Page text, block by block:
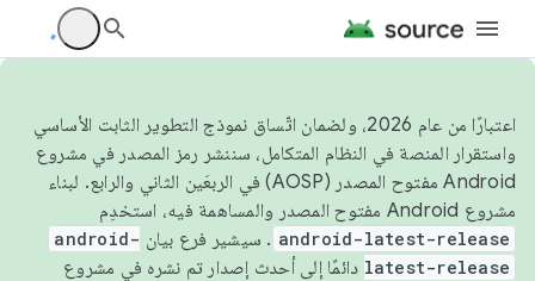
اعتبارًا من عام 2026، ولضمان اتّساق نموذج التطوير الثابت الأساسي
واستقرار المنصة في النظام المتكامل، سننشر رمز المصدر في مشروع
Android مفتوح المصدر (AOSP) في الربعَين الثاني والرابع. لبناء
مشروع Android مفتوح المصدر والمساهمة فيه، استخدِم
android-latest-release . سيشير فرع بيان android-
latest-release دائمًا إلى أحدث إصدار تم نشره في مشروع